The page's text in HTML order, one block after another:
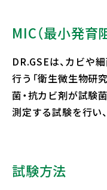
MIC（最小発育
DR.GSEは、カビや
行う「衛生微生物研
菌・抗カビ剤が試験
測定する試験を行い
試験方法